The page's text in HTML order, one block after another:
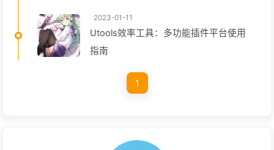
2023-01-11
Utools效率工具：多功能插件平台使用
指南
1